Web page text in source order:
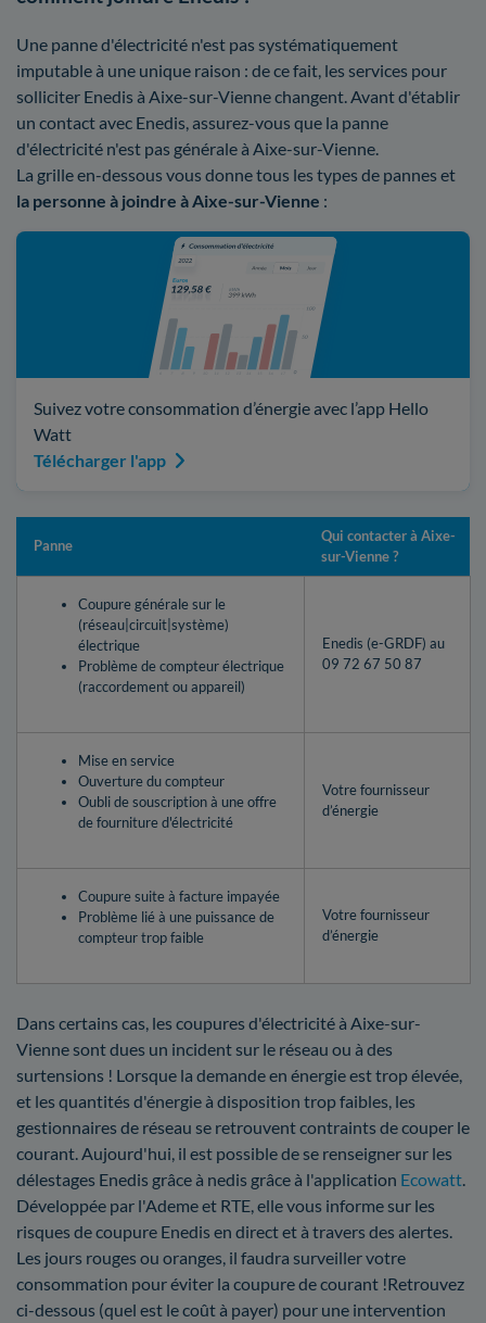
Une panne d'électricité n'est pas systématiquement
imputable à une unique raison : de ce fait, les services pour
solliciter Enedis à Aixe-sur-Vienne changent. Avant d'établir
un contact avec Enedis, assurez-vous que la panne
d'électricité n'est pas générale à Aixe-sur-Vienne.
La grille en-dessous vous donne tous les types de pannes et
la personne à joindre à Aixe-sur-Vienne :
Suivez votre consommation d’énergie avec l’app Hello
Watt
Télécharger l'app
Panne
Qui contacter à Aixe-
sur-Vienne ?
Coupure générale sur le
(réseau|circuit|système)
électrique
Problème de compteur électrique
(raccordement ou appareil)
Enedis (e-GRDF) au
09 72 67 50 87
Mise en service
Ouverture du compteur
Oubli de souscription à une offre
de fourniture d'électricité
Votre fournisseur
d’énergie
Coupure suite à facture impayée
Problème lié à une puissance de
compteur trop faible
Votre fournisseur
d’énergie
Dans certains cas, les coupures d'électricité à Aixe-sur-
Vienne sont dues un incident sur le réseau ou à des
surtensions ! Lorsque la demande en énergie est trop élevée,
et les quantités d'énergie à disposition trop faibles, les
gestionnaires de réseau se retrouvent contraints de couper le
courant. Aujourd'hui, il est possible de se renseigner sur les
délestages Enedis grâce à nedis grâce à l'application Ecowatt.
Développée par l'Ademe et RTE, elle vous informe sur les
risques de coupure Enedis en direct et à travers des alertes.
Les jours rouges ou oranges, il faudra surveiller votre
consommation pour éviter la coupure de courant !Retrouvez
ci-dessous (quel est le coût à payer) pour une intervention